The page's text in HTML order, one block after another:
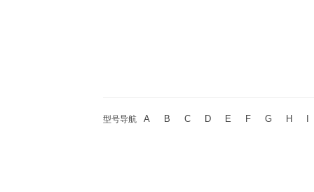
型号导航 A B C D E F G H